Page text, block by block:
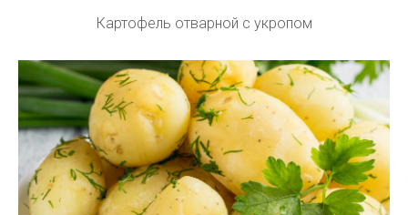
Картофель отварной с укропом